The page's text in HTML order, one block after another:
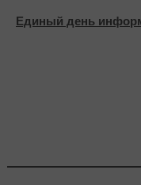
Единый день